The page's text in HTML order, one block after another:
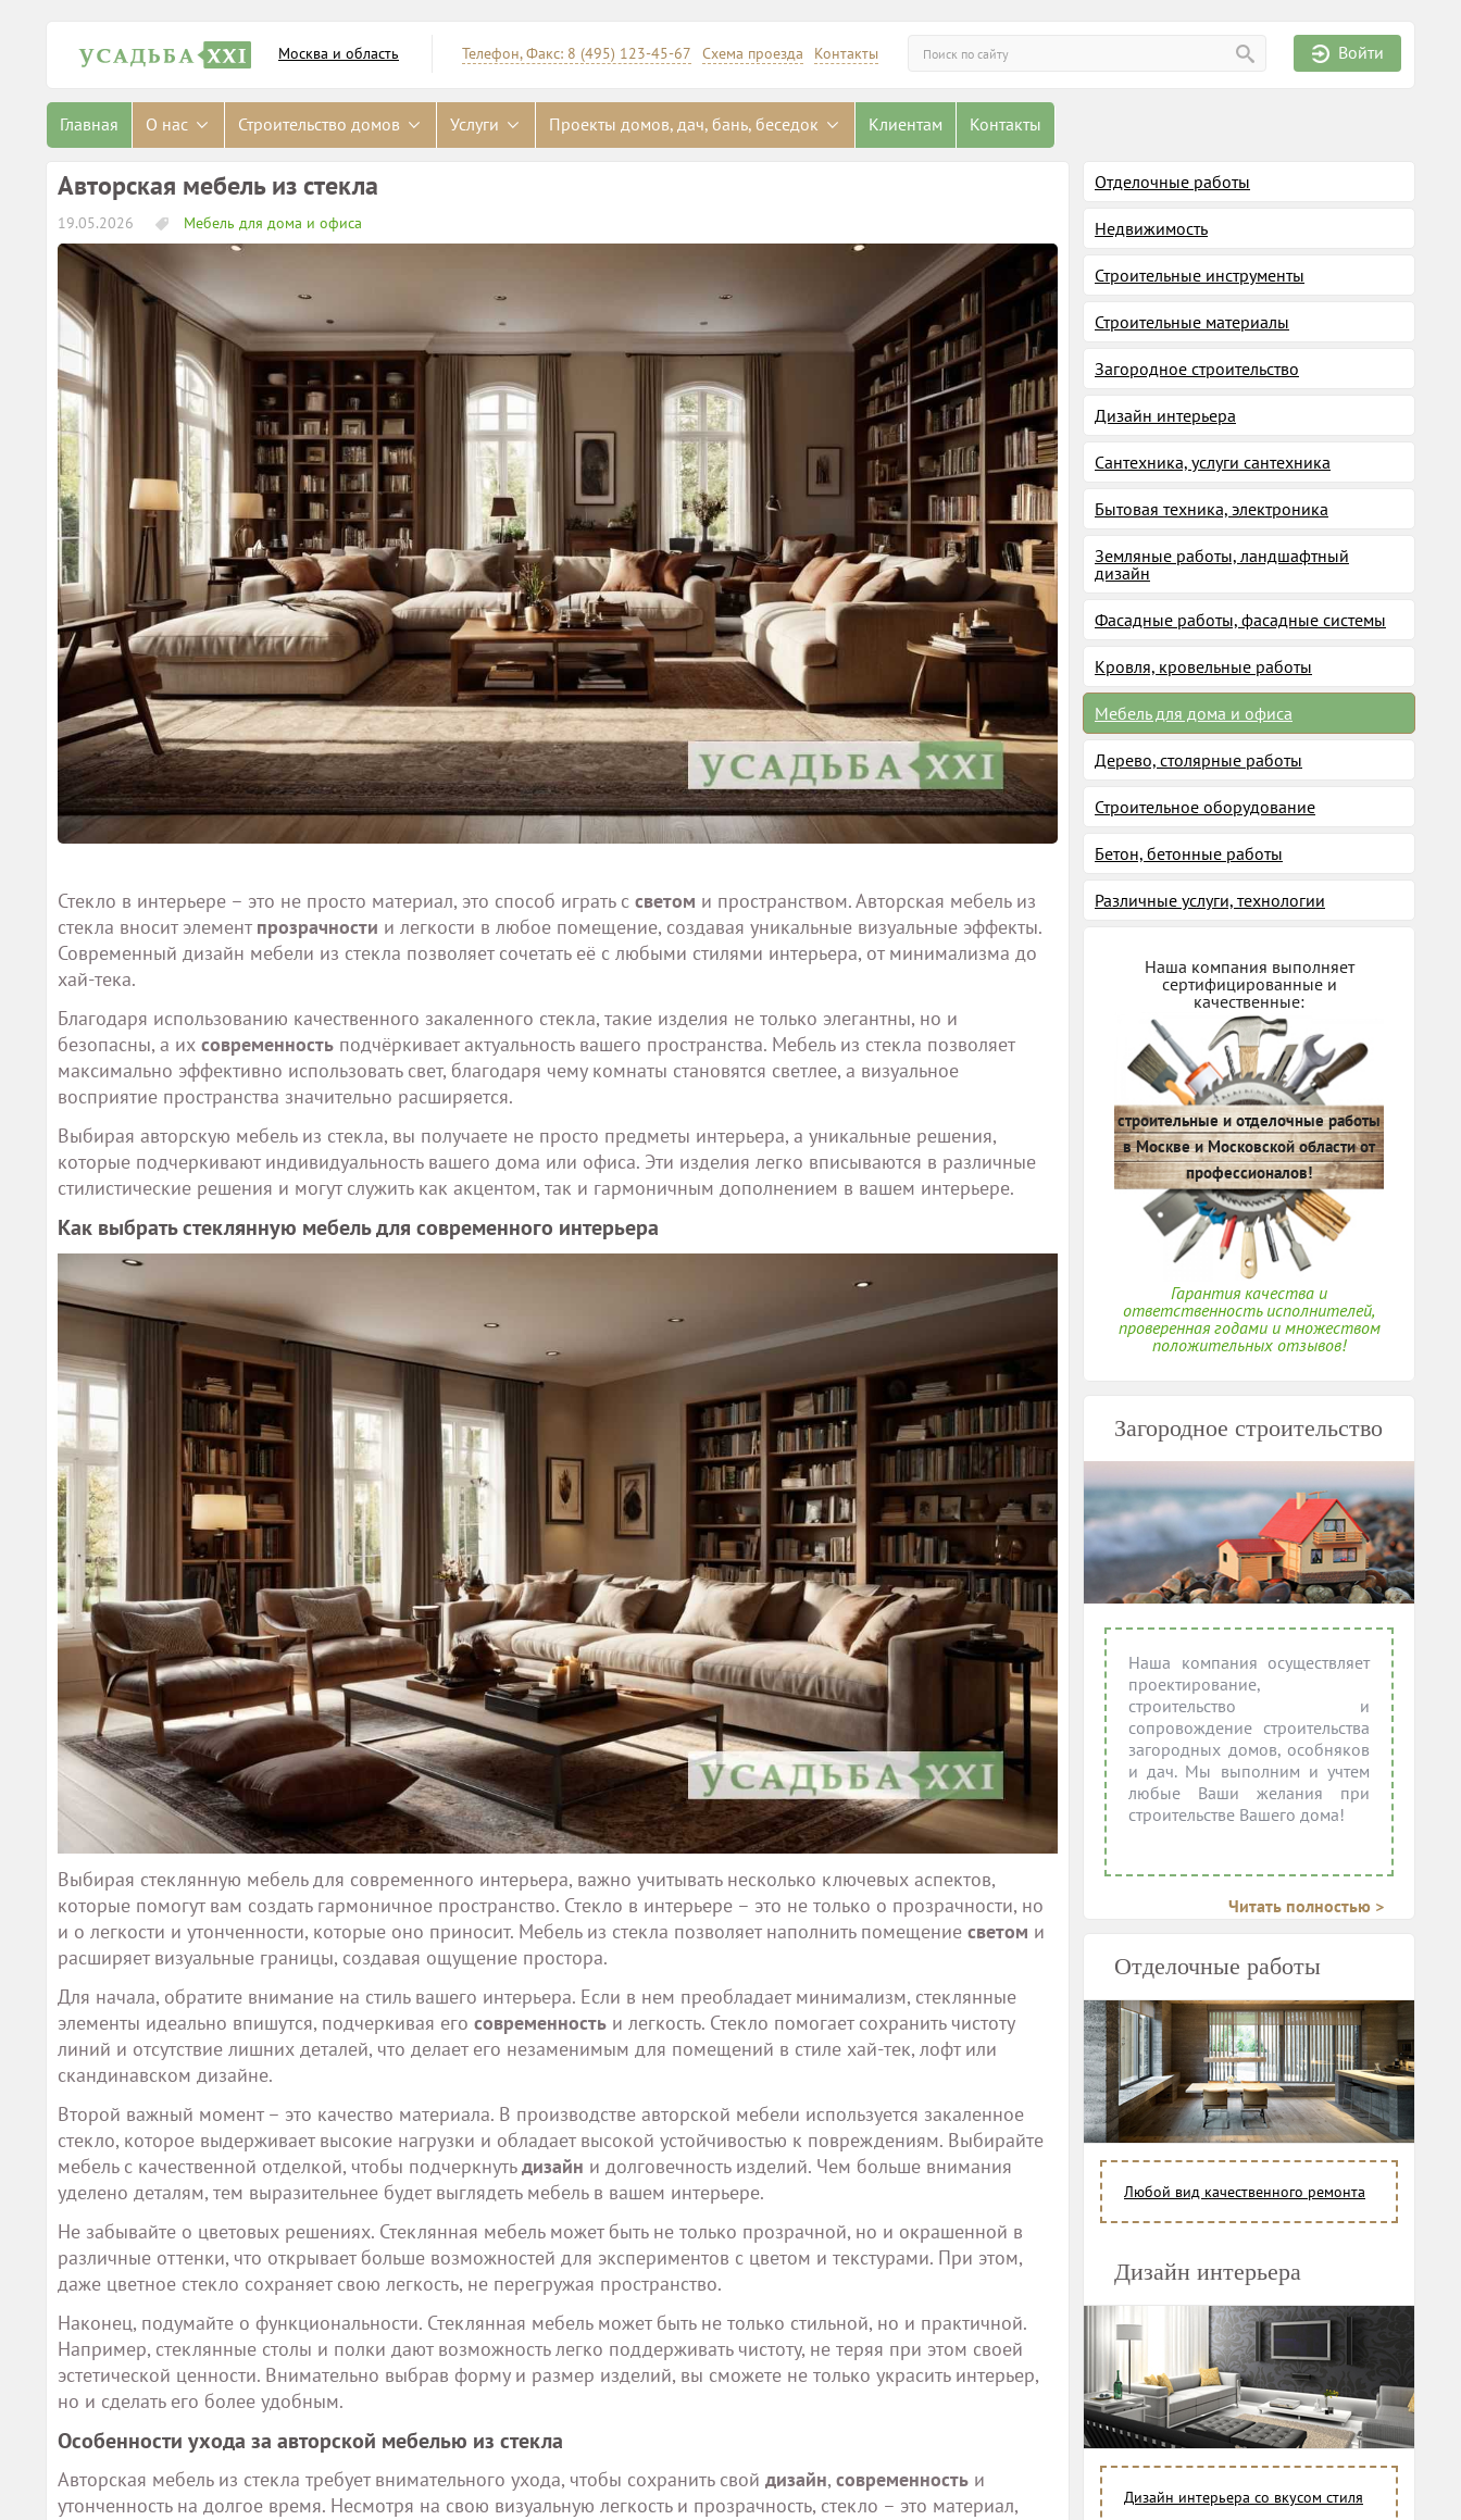
Войти
Искать
Телефон, Факс: 8 (495) 123-45-67 Схема проезда Контакты
Москва и область
Главная О нас Строительство домов Услуги Проекты домов, дач, бань, беседок Клиентам Контакты
Авторская мебель из стекла
19.05.2026 Мебель для дома и офиса
Стекло в интерьере – это не просто материал, это способ играть с светом и пространством. Авторская мебель из
стекла вносит элемент прозрачности и легкости в любое помещение, создавая уникальные визуальные эффекты.
Современный дизайн мебели из стекла позволяет сочетать её с любыми стилями интерьера, от минимализма до
хай-тека.
Благодаря использованию качественного закаленного стекла, такие изделия не только элегантны, но и
безопасны, а их современность подчёркивает актуальность вашего пространства. Мебель из стекла позволяет
максимально эффективно использовать свет, благодаря чему комнаты становятся светлее, а визуальное
восприятие пространства значительно расширяется.
Выбирая авторскую мебель из стекла, вы получаете не просто предметы интерьера, а уникальные решения,
которые подчеркивают индивидуальность вашего дома или офиса. Эти изделия легко вписываются в различные
стилистические решения и могут служить как акцентом, так и гармоничным дополнением в вашем интерьере.
Как выбрать стеклянную мебель для современного интерьера
Выбирая стеклянную мебель для современного интерьера, важно учитывать несколько ключевых аспектов,
которые помогут вам создать гармоничное пространство. Стекло в интерьере – это не только о прозрачности, но
и о легкости и утонченности, которые оно приносит. Мебель из стекла позволяет наполнить помещение светом и
расширяет визуальные границы, создавая ощущение простора.
Для начала, обратите внимание на стиль вашего интерьера. Если в нем преобладает минимализм, стеклянные
элементы идеально впишутся, подчеркивая его современность и легкость. Стекло помогает сохранить чистоту
линий и отсутствие лишних деталей, что делает его незаменимым для помещений в стиле хай-тек, лофт или
скандинавском дизайне.
Второй важный момент – это качество материала. В производстве авторской мебели используется закаленное
стекло, которое выдерживает высокие нагрузки и обладает высокой устойчивостью к повреждениям. Выбирайте
мебель с качественной отделкой, чтобы подчеркнутьдизайн и долговечность изделий. Чем больше внимания
уделено деталям, тем выразительнее будет выглядеть мебель в вашем интерьере.
Не забывайте о цветовых решениях. Стеклянная мебель может быть не только прозрачной, но и окрашенной в
различные оттенки, что открывает больше возможностей для экспериментов с цветом и текстурами. При этом,
даже цветное стекло сохраняет свою легкость, не перегружая пространство.
Наконец, подумайте о функциональности. Стеклянная мебель может быть не только стильной, но и практичной.
Например, стеклянные столы и полки дают возможность легко поддерживать чистоту, не теряя при этом своей
эстетической ценности. Внимательно выбрав форму и размер изделий, вы сможете не только украсить интерьер,
но и сделать его более удобным.
Особенности ухода за авторской мебелью из стекла
Авторская мебель из стекла требует внимательного ухода, чтобы сохранить свой дизайн, современность и
утонченность на долгое время. Несмотря на свою визуальную легкость и прозрачность, стекло – это материал,
Отделочные работы
Недвижимость
Строительные инструменты
Строительные материалы
Загородное строительство
Дизайн интерьера
Сантехника, услуги сантехника
Бытовая техника, электроника
Земляные работы, ландшафтный
дизайн
Фасадные работы, фасадные системы
Кровля, кровельные работы
Мебель для дома и офиса
Дерево, столярные работы
Строительное оборудование
Бетон, бетонные работы
Различные услуги, технологии
Наша компания выполняет
сертифицированные и
качественные:
строительные и отделочные работы
в Москве и Московской области от
профессионалов!
Гарантия качества и
ответственность исполнителей,
проверенная годами и множеством
положительных отзывов!
Загородное строительство
Наша компания осуществляет
проектирование,
строительство и
сопровождение строительства
загородных домов, особняков
и дач. Мы выполним и учтем
любые Ваши желания при
строительстве Вашего дома!
Читать полностью >
Отделочные работы
Любой вид качественного ремонта
Дизайн интерьера
Дизайн интерьера со вкусом стиля